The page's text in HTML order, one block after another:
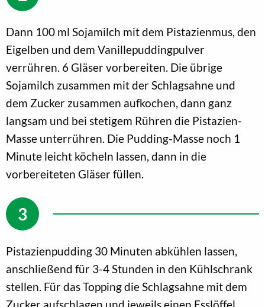
Dann 100 ml Sojamilch mit dem Pistazienmus, den
Eigelben und dem Vanillepuddingpulver
verrühren. 6 Gläser vorbereiten. Die übrige
Sojamilch zusammen mit der Schlagsahne und
dem Zucker zusammen aufkochen, dann ganz
langsam und bei stetigem Rühren die Pistazien-
Masse unterrühren. Die Pudding-Masse noch 1
Minute leicht köcheln lassen, dann in die
vorbereiteten Gläser füllen.
Pistazienpudding 30 Minuten abkühlen lassen,
anschließend für 3-4 Stunden in den Kühlschrank
stellen. Für das Topping die Schlagsahne mit dem
Zucker aufschlagen und jeweils einen Esslöffel